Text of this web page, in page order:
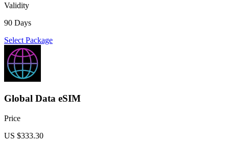
Validity
90 Days
Select Package
Global Data eSIM
Price
US $333.30